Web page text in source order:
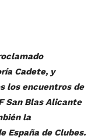
Cadete, y
los encuentros de
San Blas Alicante
la
España de Clubes.